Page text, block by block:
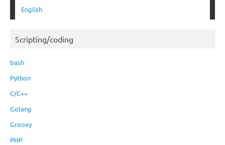
English
Scripting/coding
bash
Python
C/C++
Golang
Groovy
PHP